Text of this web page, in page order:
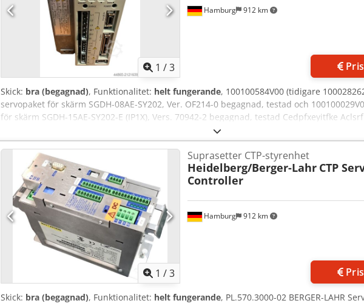
1 /3
Hamburg 912 km
Skick: bra (begagnad), Funktionalitet: helt fungerande, 100100584V00 (tidigare
servopaket för skärm SGDH-08AE-SY202, Ver. OF214-0 begagnad, testad och
för skärm SGDH-15AE-SY202-E (IP1X), Vers. 70942-2 begagnad, testad Cedpfxeyitfke
erbjudanden gäller med förbehåll för mellanförsäljning.
1 /3
Hamburg 912 km
Suprasetter CTP-styrenhet
Heidelberg/Berger-Lahr CTP
Controller
Skick: bra (begagnad), Funktionalitet: helt fungerande, PL.570.3000-02 BERGER-LAHR